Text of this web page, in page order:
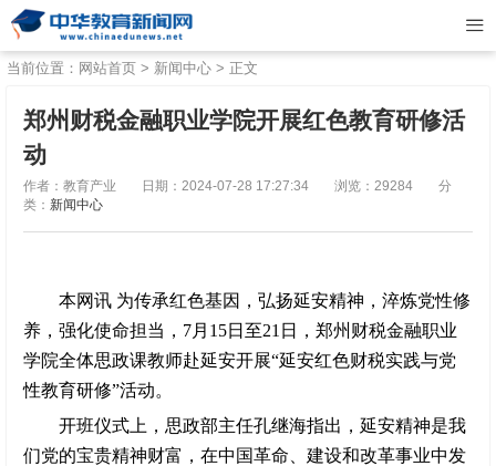
当前位置： 网站首页 > 新闻中心 > 正文
郑州财税金融职业学院开展红色教育研修活
动
作者：教育产业 日期：2024-07-28 17:27:34 浏览：29284
分
类： 新闻中心
本网讯 为传承红色基因，弘扬延安精神，淬炼党性修
养，强化使命担当，7月15日至21日，郑州财税金融职业
学院全体思政课教师赴延安开展“延安红色财税实践与党
性教育研修”活动。
开班仪式上，思政部主任孔继海指出，延安精神是我
们党的宝贵精神财富，在中国革命、建设和改革事业中发